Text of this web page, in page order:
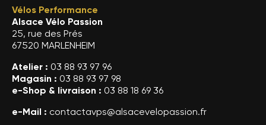
Vélos Performance
Alsace Vélo Passion
25, rue des Prés
67520 MARLENHEIM
Atelier : 03 88 93 97 96
Magasin : 03 88 93 97 98
e-Shop & livraison : 03 88 18 69 36
e-Mail : contactavps@alsacevelopassion.fr